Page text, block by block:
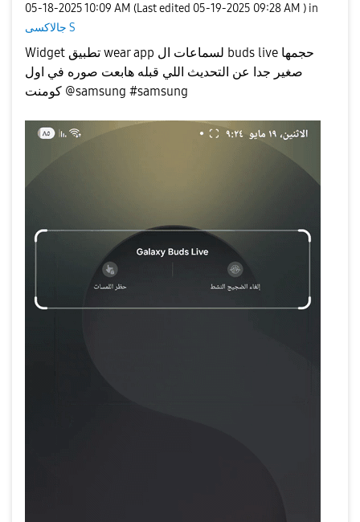
‎05-18-202510:09 AM (Last edited ‎05-19-2025 09:28 AM ) in
جالاكسى S
Widget تطبيق wear app لسماعات ال buds live حجمها
صغير جدا عن التحديث اللي قبله هابعت صوره في اول
كومنت @samsung #samsung